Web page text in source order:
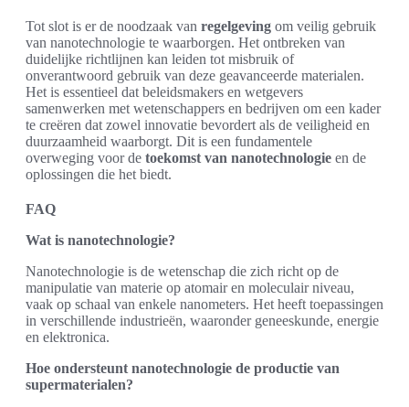
Tot slot is er de noodzaak van regelgeving om veilig gebruik
van nanotechnologie te waarborgen. Het ontbreken van
duidelijke richtlijnen kan leiden tot misbruik of
onverantwoord gebruik van deze geavanceerde materialen.
Het is essentieel dat beleidsmakers en wetgevers
samenwerken met wetenschappers en bedrijven om een kader
te creëren dat zowel innovatie bevordert als de veiligheid en
duurzaamheid waarborgt. Dit is een fundamentele
overweging voor de toekomst van nanotechnologie en de
oplossingen die het biedt.
FAQ
Wat is nanotechnologie?
Nanotechnologie is de wetenschap die zich richt op de
manipulatie van materie op atomair en moleculair niveau,
vaak op schaal van enkele nanometers. Het heeft toepassingen
in verschillende industrieën, waaronder geneeskunde, energie
en elektronica.
Hoe ondersteunt nanotechnologie de productie van
supermaterialen?